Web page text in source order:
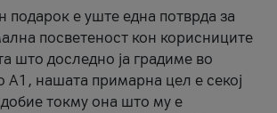
подарок е уште една потврда за
посветеност кон корисниците
што доследно ја градиме во
А1, нашата примарна цел е секој
токму она што му е